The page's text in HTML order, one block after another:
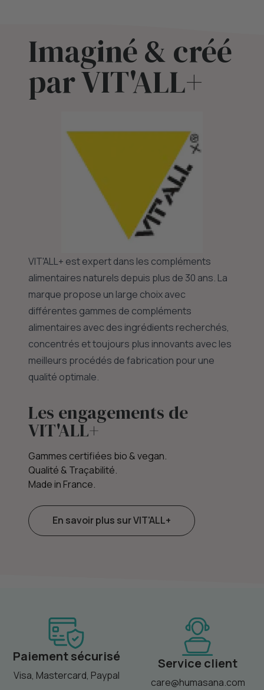
Imaginé & créé
par VIT'ALL+
VIT'ALL+ est expert dans les compléments
alimentaires naturels depuis plus de 30 ans. La
marque propose un large choix avec
différentes gammes de compléments
alimentaires avec des ingrédients recherchés,
concentrés et toujours plus innovants avec les
meilleurs procédés de fabrication pour une
qualité optimale.
Les engagements de
VIT'ALL+
Gammes certifiées bio & vegan.
Qualité & Traçabilité.
Made in France.
En savoir plus sur VIT'ALL+
Paiement sécurisé
Visa, Mastercard, Paypal
Service client
care@humasana.com